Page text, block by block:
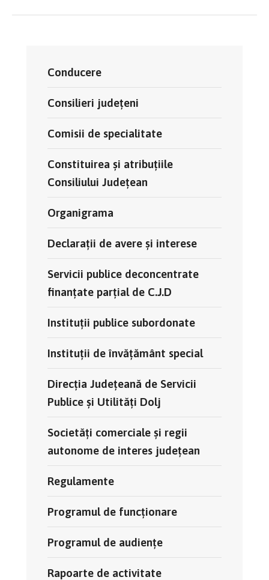
Conducere
Consilieri județeni
Comisii de specialitate
Constituirea și atribuțiile
Consiliului Județean
Organigrama
Declarații de avere și interese
Servicii publice deconcentrate
finanțate parțial de C.J.D
Instituții publice subordonate
Instituții de învățământ special
Direcția Județeană de Servicii
Publice și Utilități Dolj
Societăți comerciale și regii
autonome de interes județean
Regulamente
Programul de funcționare
Programul de audiențe
Rapoarte de activitate